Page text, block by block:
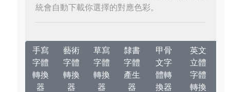
統會自動下載你選擇的對應色彩。
手寫
字體
轉換
器
藝術
字體
轉換
器
草寫
字體
轉換
器
隸書
字體
產生
器
甲骨
文字
體轉
換器
英文
立體
字體
轉換